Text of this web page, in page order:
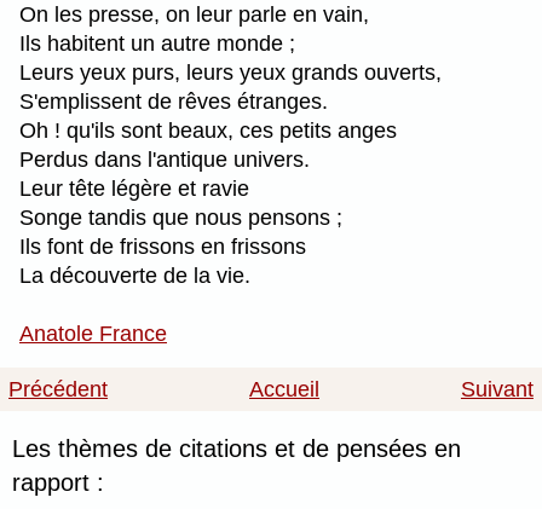
On les presse, on leur parle en vain,
Ils habitent un autre monde ;
Leurs yeux purs, leurs yeux grands ouverts,
S'emplissent de rêves étranges.
Oh ! qu'ils sont beaux, ces petits anges
Perdus dans l'antique univers.
Leur tête légère et ravie
Songe tandis que nous pensons ;
Ils font de frissons en frissons
La découverte de la vie.
Anatole France
Précédent Accueil Suivant
Les thèmes de citations et de pensées en
rapport :